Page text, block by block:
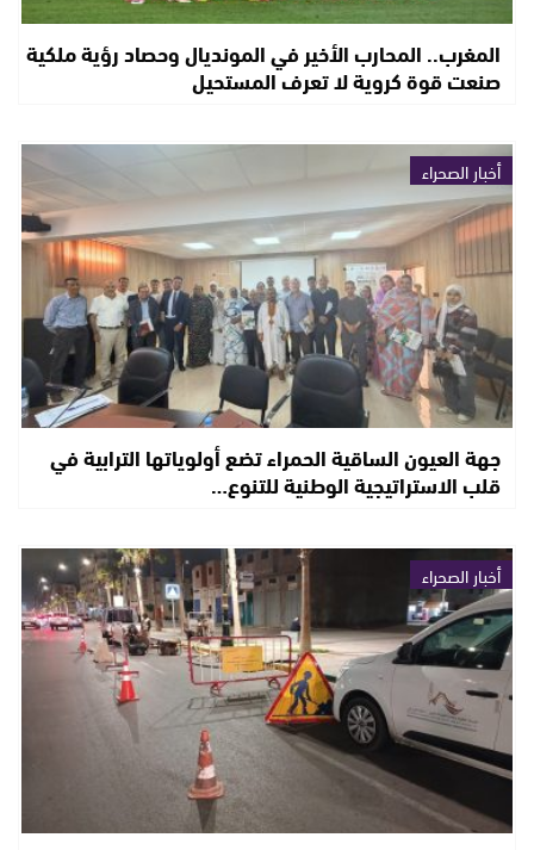
المغرب.. المحارب الأخير في المونديال وحصاد رؤية ملكية
صنعت قوة كروية لا تعرف المستحيل
أخبار الصحراء
جهة العيون الساقية الحمراء تضع أولوياتها الترابية في
قلب الاستراتيجية الوطنية للتنوع…
أخبار الصحراء